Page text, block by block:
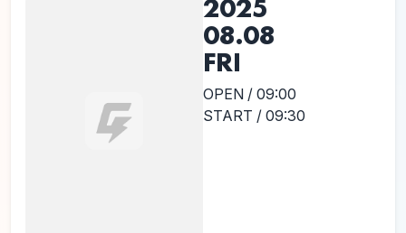
2025
08.08
FRI
OPEN / 09:00
START / 09:30